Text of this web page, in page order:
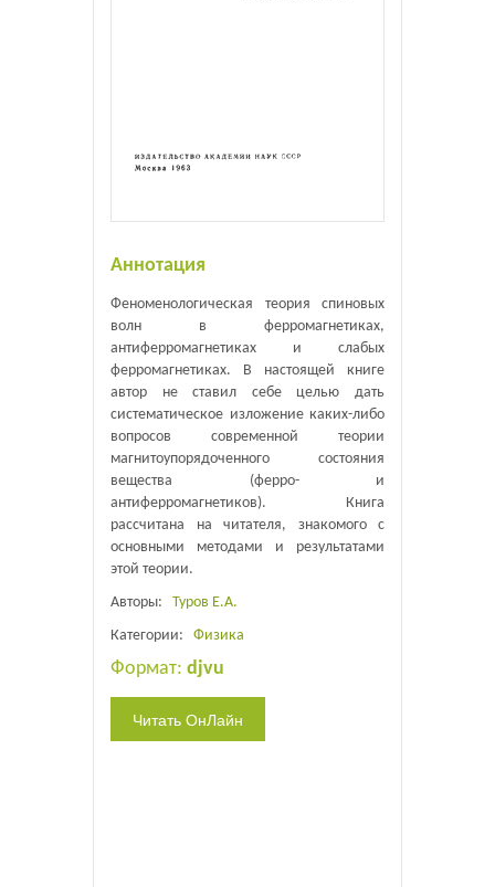
Аннотация
Феноменологическая теория спиновых
волн в ферромагнетиках,
антиферромагнетиках и слабых
ферромагнетиках. В настоящей книге
автор не ставил себе целью дать
систематическое изложение каких-либо
вопросов современной теории
магнитоупорядоченного состояния
вещества (ферро- и
антиферромагнетиков). Книга
рассчитана на читателя, знакомого с
основными методами и результатами
этой теории.
Авторы: Туров Е.А.
Категории: Физика
Формат: djvu